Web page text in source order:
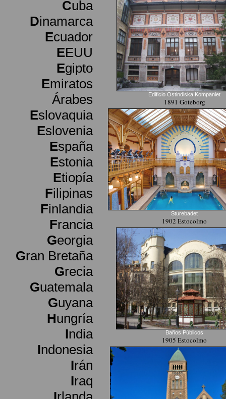
Cuba
Dinamarca
Ecuador
EEUU
Egipto
Emiratos
Árabes
Eslovaquia
Eslovenia
España
Estonia
Etiopía
Filipinas
Finlandia
Francia
Georgia
Gran Bretaña
Grecia
Guatemala
Guyana
Hungría
India
Indonesia
Irán
Iraq
Edificio Ostindiska Kompaniet
1891 Goteborg
Sturebadet
1902 Estocolmo
Baños Públicos
1905 Estocolmo